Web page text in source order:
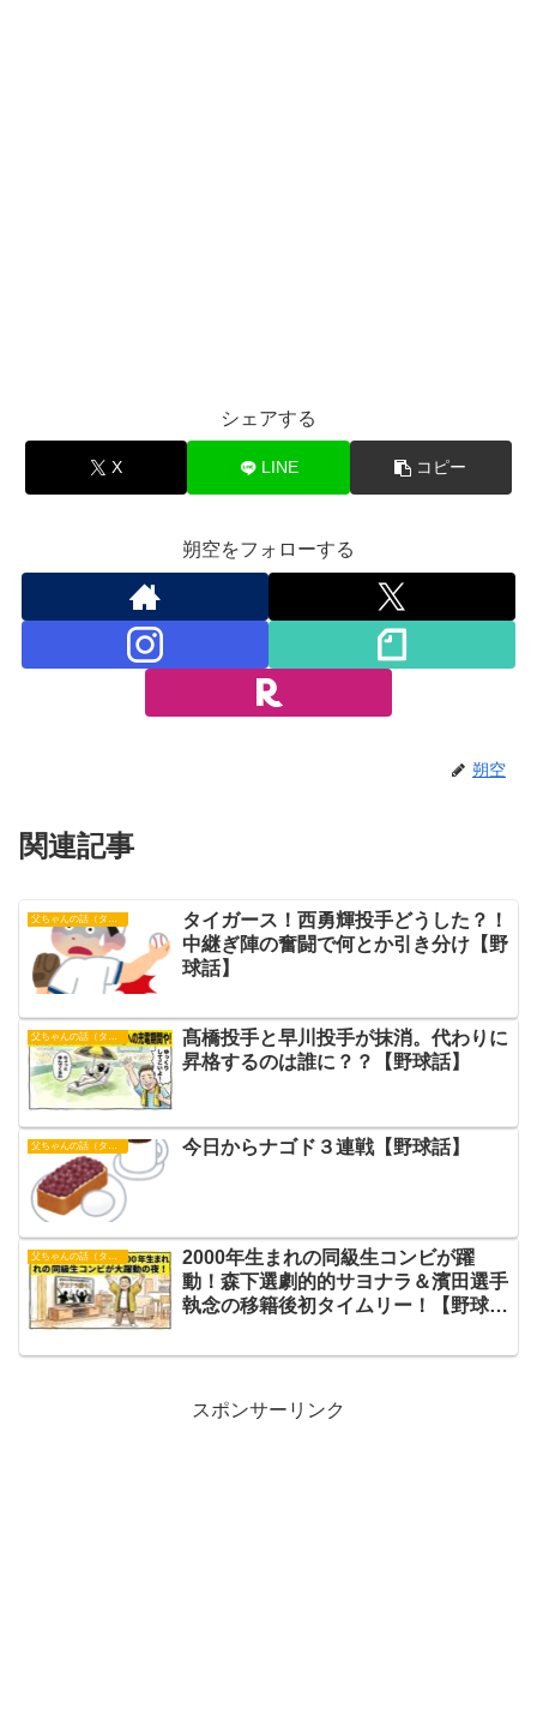
シェアする
X LINE コピー
朔空をフォローする
朔空
関連記事
父ちゃんの話（タイガース）
タイガース！西勇輝投手どうした？！
中継ぎ陣の奮闘で何とか引き分け【野
球話】
髙橋投手と早川投手が抹消。代わりに
昇格するのは誰に？？【野球話】
父ちゃんの話（タイガース） 今日からナゴド３連戦【野球話】
父ちゃんの話（タイガース）
2000年生まれの同級生コンビが躍
動！森下選劇的的サヨナラ＆濱田選手
執念の移籍後初タイムリー！【野球
スポンサーリンク